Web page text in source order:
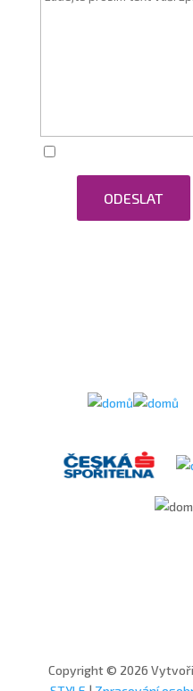
ODESLAT
Copyright © 2026